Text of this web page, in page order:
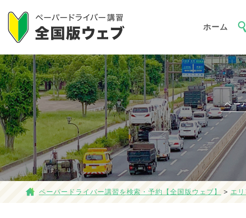
ホーム
ペー
ペーパードライバー講習を検索・予約【全国版ウェブ】 > エ